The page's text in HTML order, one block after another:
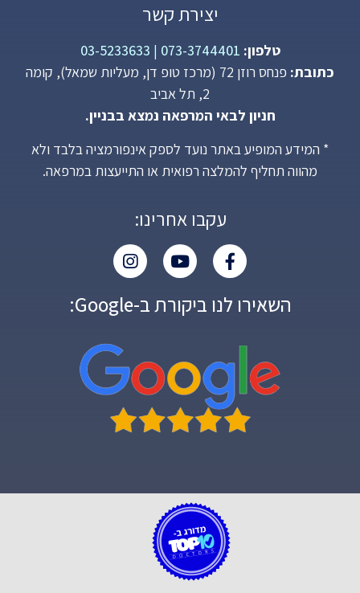
יצירת קשר
טלפון: 073-3744401
|
03-5233633
כתובת:
פנחס רוזן 72 (מרכז טופ דן, מעליות שמאל), קומה
2, תל אביב
חניון לבאי המרפאה נמצא בבניין.
* המידע המופיע באתר נועד לספק אינפורמציה בלבד ולא
מהווה תחליף להמלצה רפואית או התייעצות במרפאה.
עקבו אחרינו:
השאירו לנו ביקורת ב-Google: